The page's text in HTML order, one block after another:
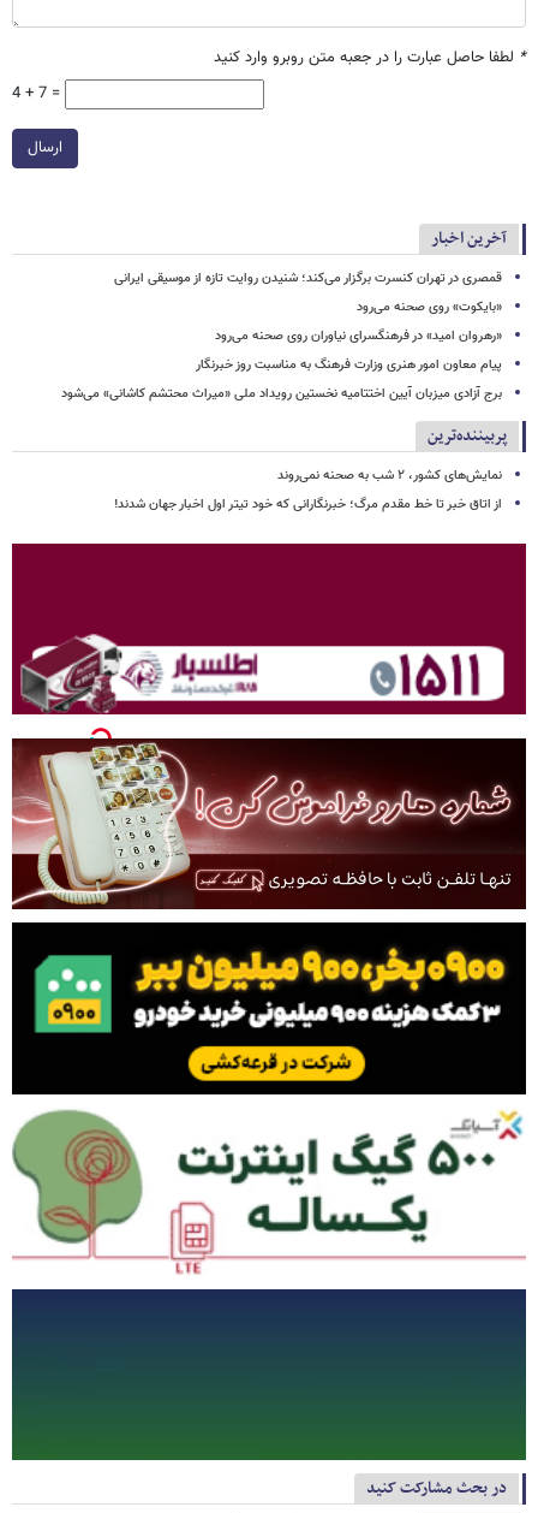
* لطفا حاصل عبارت را در جعبه متن روبرو وارد کنید
4 + 7 =
ارسال
آخرین اخبار
قمصری در تهران کنسرت برگزار می‌کند؛ شنیدن روایت تازه از موسیقی ایرانی
«بایکوت» روی صحنه می‌رود
«رهروان امید» در فرهنگسرای نیاوران روی صحنه می‌رود
پیام معاون امور هنری وزارت فرهنگ به مناسبت روز خبرنگار
برج آزادی میزبان آیین اختتامیه نخستین رویداد ملی «میراث محتشم کاشانی» می‌شود
پربیننده‌ترین
نمایش‌های کشور، ٢ شب به صحنه نمی‌روند
از اتاق خبر تا خط مقدم مرگ؛ خبرنگارانی که خود تیتر اول اخبار جهان شدند!
در بحث مشارکت کنید